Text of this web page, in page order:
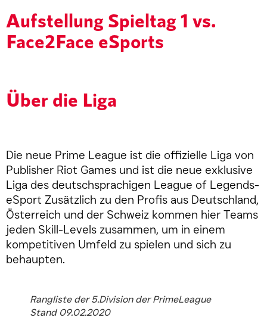
Aufstellung Spieltag 1 vs.
Face2Face eSports
Über die Liga
Die neue Prime League ist die offizielle Liga von
Publisher Riot Games und ist die neue exklusive
Liga des deutschsprachigen League of Legends-
eSport Zusätzlich zu den Profis aus Deutschland,
Österreich und der Schweiz kommen hier Teams
jeden Skill-Levels zusammen, um in einem
kompetitiven Umfeld zu spielen und sich zu
behaupten.
Rangliste der 5.Division der PrimeLeague
Stand 09.02.2020